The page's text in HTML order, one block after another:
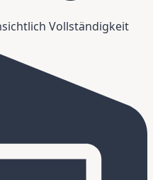
Vollständigkeit